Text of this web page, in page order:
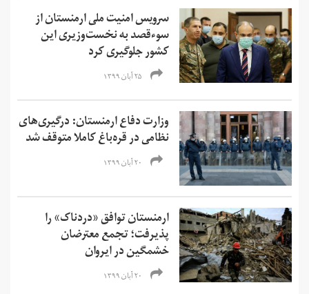
سرویس امنیت ملی ارمنستان از
سوءقصد به نخست‌وزیری این
کشور جلوگیری کرد
۲۵ آبان ۱۳۹۹
وزارت دفاع ارمنستان: درگیری‌های
نظامی در قره‌باغ کاملا متوقف شد
۲۰ آبان ۱۳۹۹
ارمنستان توافق «دردناک» را
پذیرفت؛ تجمع معترضان
خشمگین در ایروان
۲۰ آبان ۱۳۹۹